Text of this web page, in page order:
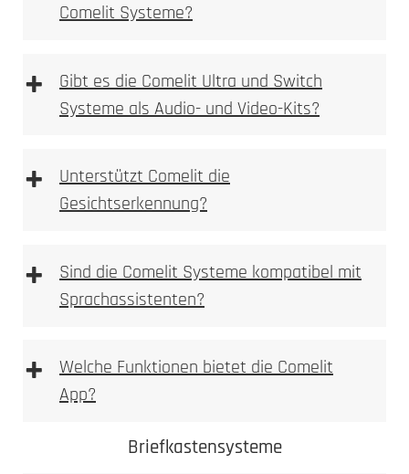
Ideal für größere Wohnanlagen und gewerbliche
Comelit Systeme?
+
Gibt es die Comelit Ultra und Switch
Systeme als Audio- und Video-Kits?
+
Unterstützt Comelit die
Gesichtserkennung?
+
Sind die Comelit Systeme kompatibel mit
Sprachassistenten?
+
Welche Funktionen bietet die Comelit
App?
Briefkastensysteme